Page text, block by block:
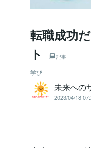
転職成功
ト
記事
学び
未来への
2023/04/18